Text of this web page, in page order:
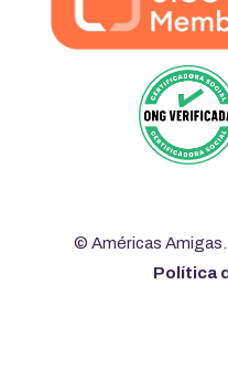
© Américas
Política